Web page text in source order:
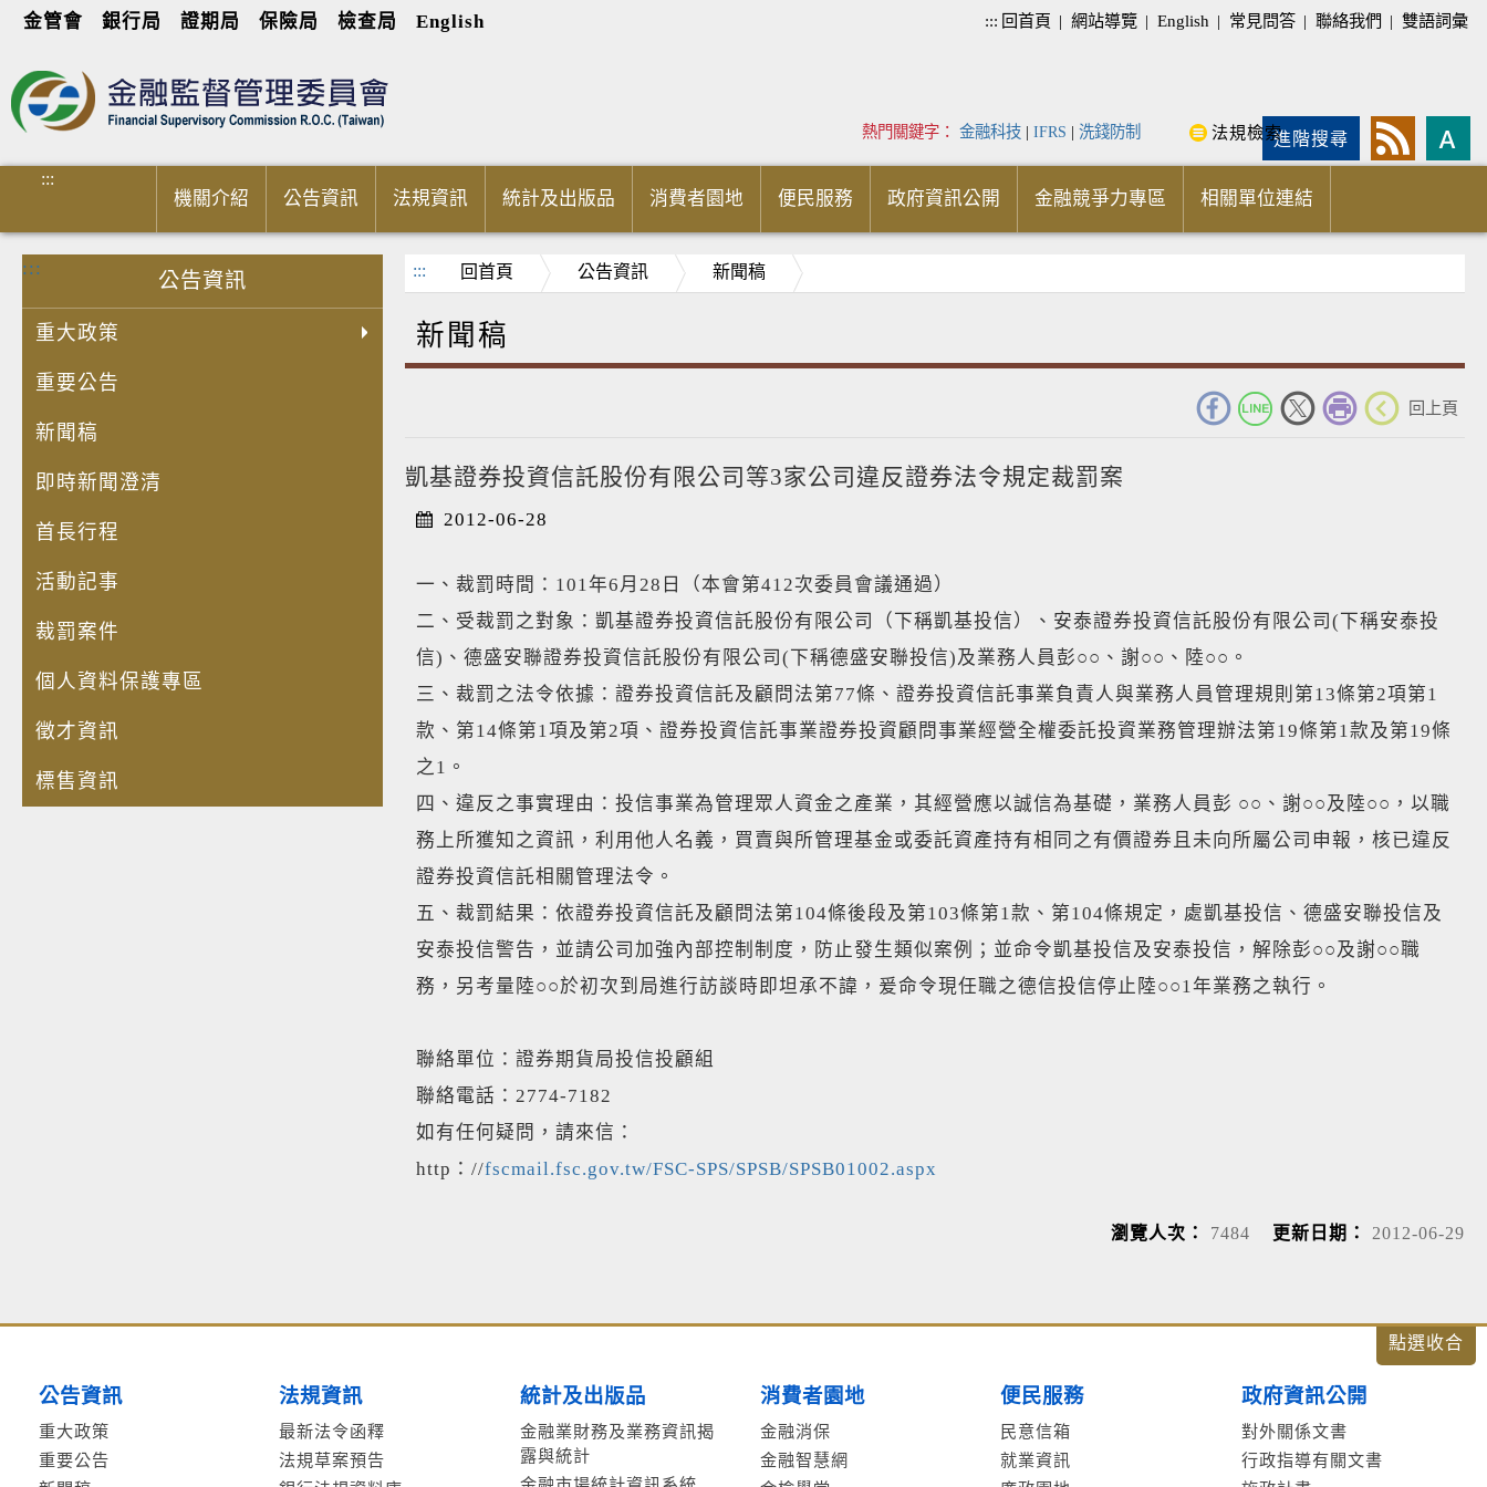
金管會 銀行局 證期局 保險局 檢查局 English ::: 回首頁 | 網站導覽 | English | 常見問答 | 聯絡我們 | 雙語詞彙
進階搜尋
熱門關鍵字： 金融科技 | IFRS | 洗錢防制 法規檢索
:::
機關介紹 公告資訊 法規資訊 統計及出版品 消費者園地 便民服務 政府資訊公開 金融競爭力專區 相關單位連結
:::
公告資訊
重大政策
重要公告
新聞稿
即時新聞澄清
首長行程
活動記事
裁罰案件
個人資料保護專區
徵才資訊
標售資訊
::: 回首頁 公告資訊 新聞稿
新聞稿
回上頁
凱基證券投資信託股份有限公司等3家公司違反證券法令規定裁罰案
2012-06-28
一、裁罰時間：101年6月28日（本會第412次委員會議通過）
二、受裁罰之對象：凱基證券投資信託股份有限公司（下稱凱基投信）、安泰證券投資信託股份有限公司(下稱安泰投
信)、德盛安聯證券投資信託股份有限公司(下稱德盛安聯投信)及業務人員彭○○、謝○○、陸○○。
三、裁罰之法令依據：證券投資信託及顧問法第77條、證券投資信託事業負責人與業務人員管理規則第13條第2項第1
款、第14條第1項及第2項、證券投資信託事業證券投資顧問事業經營全權委託投資業務管理辦法第19條第1款及第19條
之1。
四、違反之事實理由：投信事業為管理眾人資金之產業，其經營應以誠信為基礎，業務人員彭 ○○、謝○○及陸○○，以職
務上所獲知之資訊，利用他人名義，買賣與所管理基金或委託資產持有相同之有價證券且未向所屬公司申報，核已違反
證券投資信託相關管理法令。
五、裁罰結果：依證券投資信託及顧問法第104條後段及第103條第1款、第104條規定，處凱基投信、德盛安聯投信及
安泰投信警告，並請公司加強內部控制制度，防止發生類似案例；並命令凱基投信及安泰投信，解除彭○○及謝○○職
務，另考量陸○○於初次到局進行訪談時即坦承不諱，爰命令現任職之德信投信停止陸○○1年業務之執行。
聯絡單位：證券期貨局投信投顧組
聯絡電話：2774-7182
如有任何疑問，請來信：
http：//fscmail.fsc.gov.tw/FSC-SPS/SPSB/SPSB01002.aspx
瀏覽人次： 7484 更新日期： 2012-06-29
公告資訊
重大政策
重要公告
法規資訊
最新法令函釋
法規草案預告
統計及出版品
金融業財務及業務資訊揭
露與統計
消費者園地
金融消保
金融智慧網
便民服務
民意信箱
就業資訊
政府資訊公開
對外關係文書
行政指導有關文書